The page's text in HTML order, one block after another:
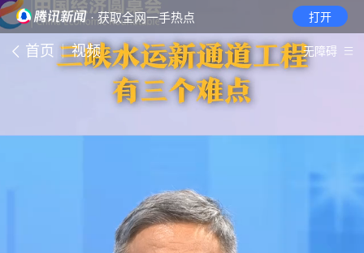
· 获取全网一手热点 打开
首页 视频 无障碍